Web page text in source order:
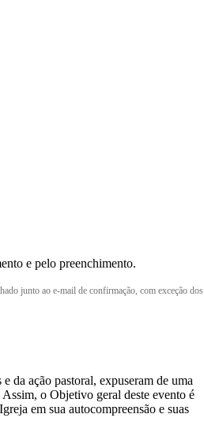
e pelo preenchimento.
junto ao e-mail de confirmação, com exceção dos
da ação pastoral, expuseram de uma
o Objetivo geral deste evento é
em sua autocompreensão e suas